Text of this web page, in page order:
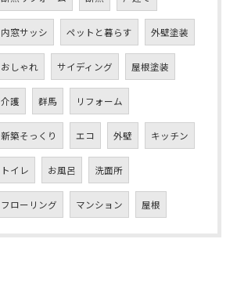
内窓サッシ ペットと暮らす 外壁塗装
おしゃれ サイディング 屋根塗装
介護 群馬 リフォーム
新築そっくり エコ 外壁 キッチン
トイレ お風呂 洗面所
フローリング マンション 屋根